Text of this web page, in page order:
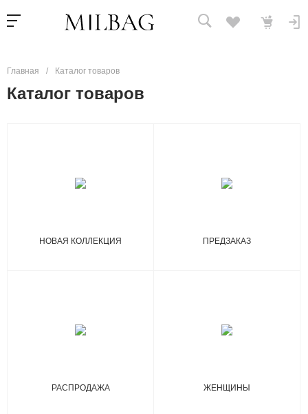
Главная / Каталог товаров
Каталог товаров
НОВАЯ КОЛЛЕКЦИЯ ПРЕДЗАКАЗ
РАСПРОДАЖА ЖЕНЩИНЫ